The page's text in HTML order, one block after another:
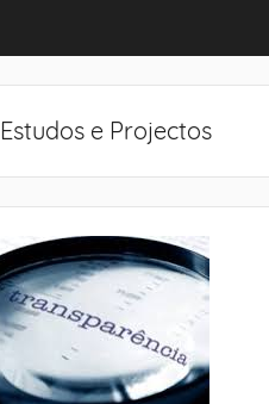
Estudos e Projectos